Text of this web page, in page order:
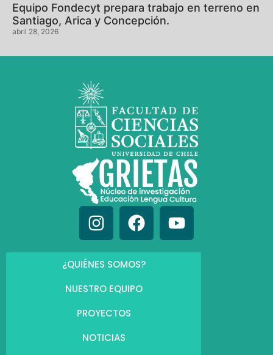
Equipo Fondecyt prepara trabajo en terreno en
Santiago, Arica y Concepción.
abril 28, 2026
¿QUIÉNES SOMOS?
NUESTRO EQUIPO
PROYECTOS
NOTICIAS